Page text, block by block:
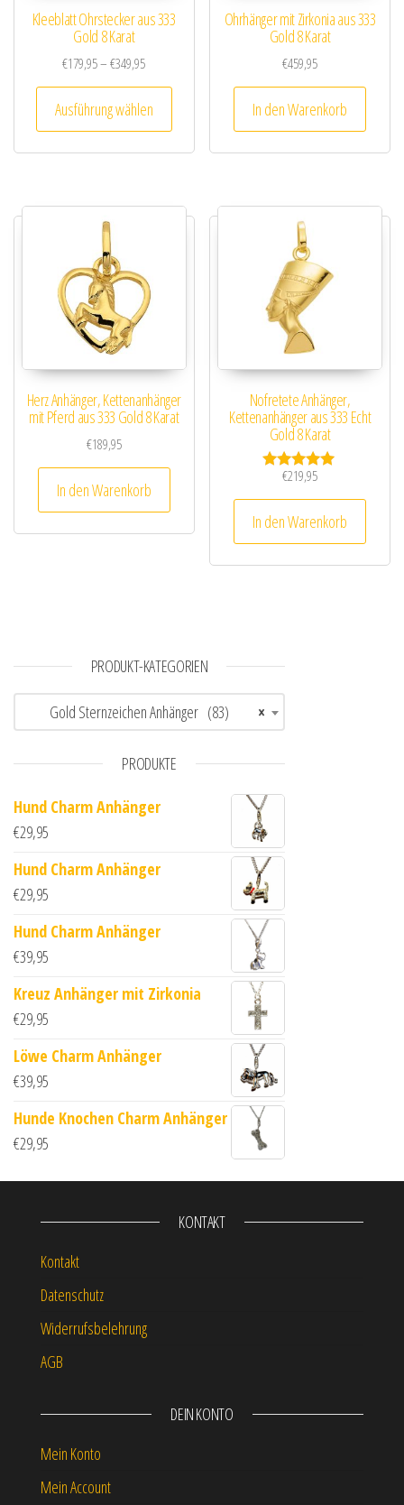
Kleeblatt Ohrstecker aus 333
Gold 8 Karat
€179,95–€349,95Preisspanne: €179,95 bis €349,95
Ausführung wählen
Dieses Produkt weist mehrere Varianten
Ohrhänger mit Zirkonia aus 333
Gold 8 Karat
€459,95
In den Warenkorb
Herz Anhänger, Kettenanhänger
mit Pferd aus 333 Gold 8 Karat
€189,95
In den Warenkorb
Nofretete Anhänger,
Kettenanhänger aus 333 Echt
Gold 8 Karat
Bewertet mit
€219,95
In den Warenkorb
PRODUKT-KATEGORIEN
×
Gold Sternzeichen Anhänger (83)
PRODUKTE
Hund Charm Anhänger
€29,95
Hund Charm Anhänger
€29,95
Hund Charm Anhänger
€39,95
Kreuz Anhänger mit Zirkonia
€29,95
Löwe Charm Anhänger
€39,95
Hunde Knochen Charm Anhänger
€29,95
KONTAKT
Kontakt
Datenschutz
Widerrufsbelehrung
AGB
DEIN KONTO
Mein Konto
Mein Account